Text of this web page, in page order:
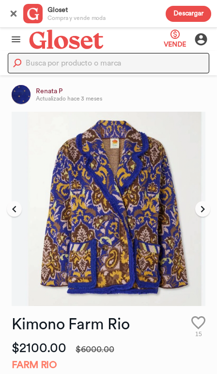
Gloset
Compra y vende moda
Descargar
VENDE
Renata P
Actualizado hace 3 meses
Kimono Farm Rio
15
$2100.00 $6000.00
FARM RIO